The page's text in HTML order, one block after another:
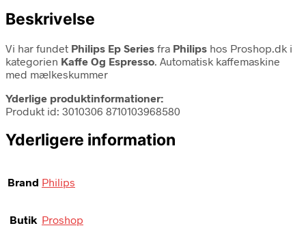
Beskrivelse
Vi har fundet Philips Ep Series fra Philips hos Proshop.dk i
kategorien Kaffe Og Espresso. Automatisk kaffemaskine
med mælkeskummer
Yderlige produktinformationer:
Produkt id: 3010306 8710103968580
Yderligere information
Brand Philips
Butik Proshop